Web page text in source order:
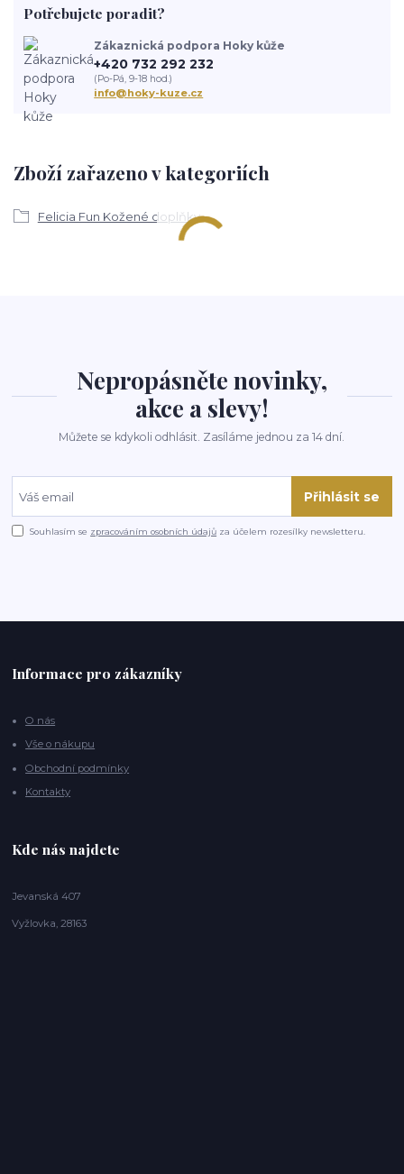
Zboží zařazeno v kategoriích
Felicia Fun Kožené doplňky
Potřebujete poradit?
Zákaznická podpora Hoky kůže
+420 732 292 232
(Po-Pá, 9-18 hod.)
info@hoky-kuze.cz
Nepropásněte novinky,
akce a slevy!
Můžete se kdykoli odhlásit. Zasíláme jednou za 14 dní.
Přihlásit se
Souhlasím se zpracováním osobních údajů za účelem rozesílky newsletteru.
Informace pro zákazníky
O nás
Vše o nákupu
Obchodní podmínky
Kontakty
Kde nás najdete
Jevanská 407
Vyžlovka, 28163